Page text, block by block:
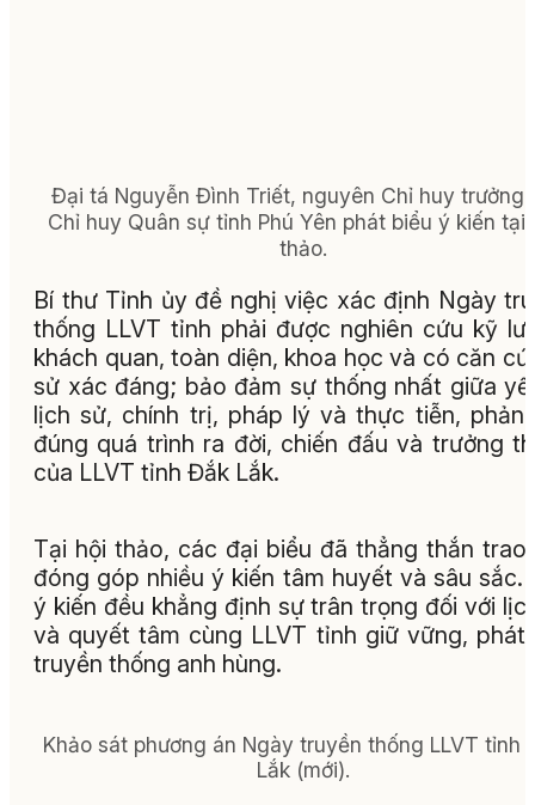
Đại tá Nguyễn Đình Triết, nguyên Chỉ huy trưởng
Chỉ huy Quân sự tỉnh Phú Yên phát biểu ý kiến tại
thảo.
Bí thư Tỉnh ủy đề nghị việc xác định Ngày
thống LLVT tỉnh phải được nghiên cứu kỹ
khách quan, toàn diện, khoa học và có căn
sử xác đáng; bảo đảm sự thống nhất giữa
lịch sử, chính trị, pháp lý và thực tiễn, phản
đúng quá trình ra đời, chiến đấu và trưởng
của LLVT tỉnh Đắk Lắk.
Tại hội thảo, các đại biểu đã thẳng thắn trao
đóng góp nhiều ý kiến tâm huyết và sâu sắc.
ý kiến đều khẳng định sự trân trọng đối với
và quyết tâm cùng LLVT tỉnh giữ vững, phát
truyền thống anh hùng.
Khảo sát phương án Ngày truyền thống LLVT tỉnh
Lắk (mới).